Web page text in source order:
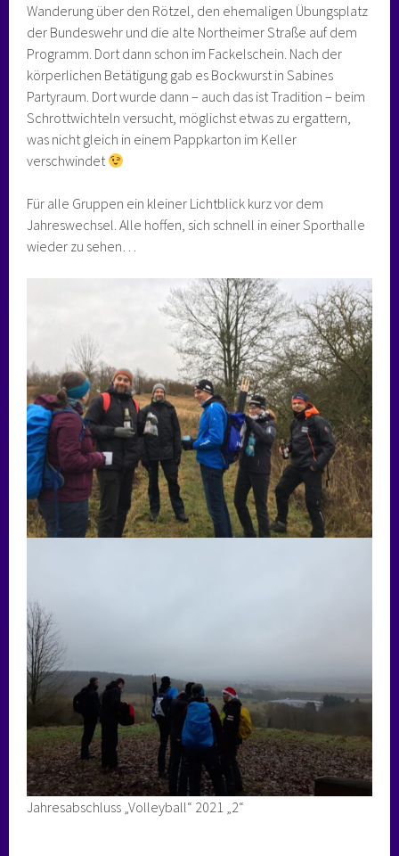
Wanderung über den Rötzel, den ehemaligen Übungsplatz
der Bundeswehr und die alte Northeimer Straße auf dem
Programm. Dort dann schon im Fackelschein. Nach der
körperlichen Betätigung gab es Bockwurst in Sabines
Partyraum. Dort wurde dann – auch das ist Tradition – beim
Schrottwichteln versucht, möglichst etwas zu ergattern,
was nicht gleich in einem Pappkarton im Keller
verschwindet
Für alle Gruppen ein kleiner Lichtblick kurz vor dem
Jahreswechsel. Alle hoffen, sich schnell in einer Sporthalle
wieder zu sehen…
Jahresabschluss „Volleyball“ 2021 „2“